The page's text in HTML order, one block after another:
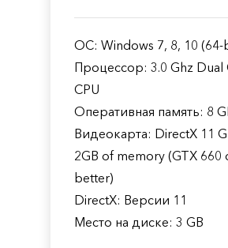
ОС: Windows 7, 8, 10 (64-
Процессор: 3.0 Ghz Dual
CPU
Оперативная память: 8
Видеокарта: DirectX 11
2GB of memory (GTX 660
better)
DirectX: Версии 11
Место на диске: 3 GB